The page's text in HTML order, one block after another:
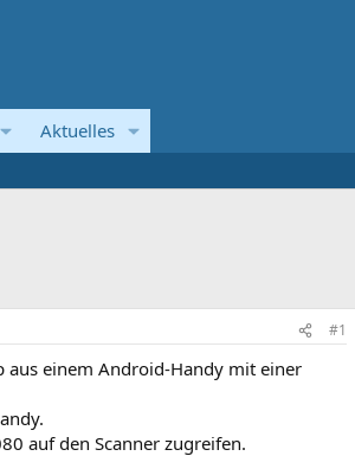
Aktuelles
#1
aus einem Android-Handy mit einer
auf den Scanner zugreifen.